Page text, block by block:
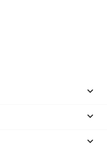


